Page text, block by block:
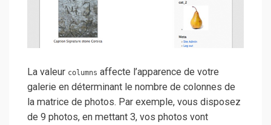
La valeur columns affecte l’apparence de votre
galerie en déterminant le nombre de colonnes de
la matrice de photos. Par exemple, vous disposez
de 9 photos, en mettant 3, vos photos vont